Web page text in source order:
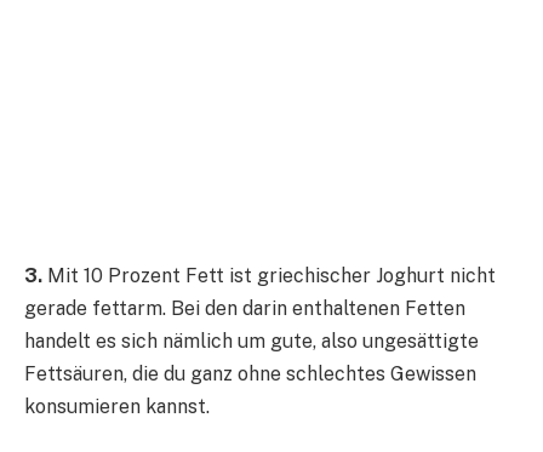
3. Mit 10 Prozent Fett ist griechischer Joghurt nicht
gerade fettarm. Bei den darin enthaltenen Fetten
handelt es sich nämlich um gute, also ungesättigte
Fettsäuren, die du ganz ohne schlechtes Gewissen
konsumieren kannst.